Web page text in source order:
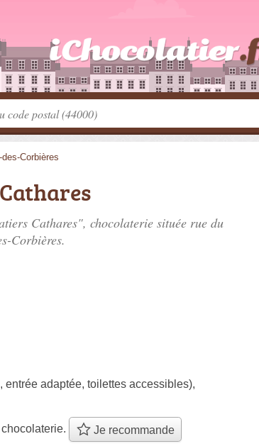
des-Corbières
Cathares", chocolaterie située rue du
Corbières.
entrée adaptée, toilettes accessibles),
Je recommande